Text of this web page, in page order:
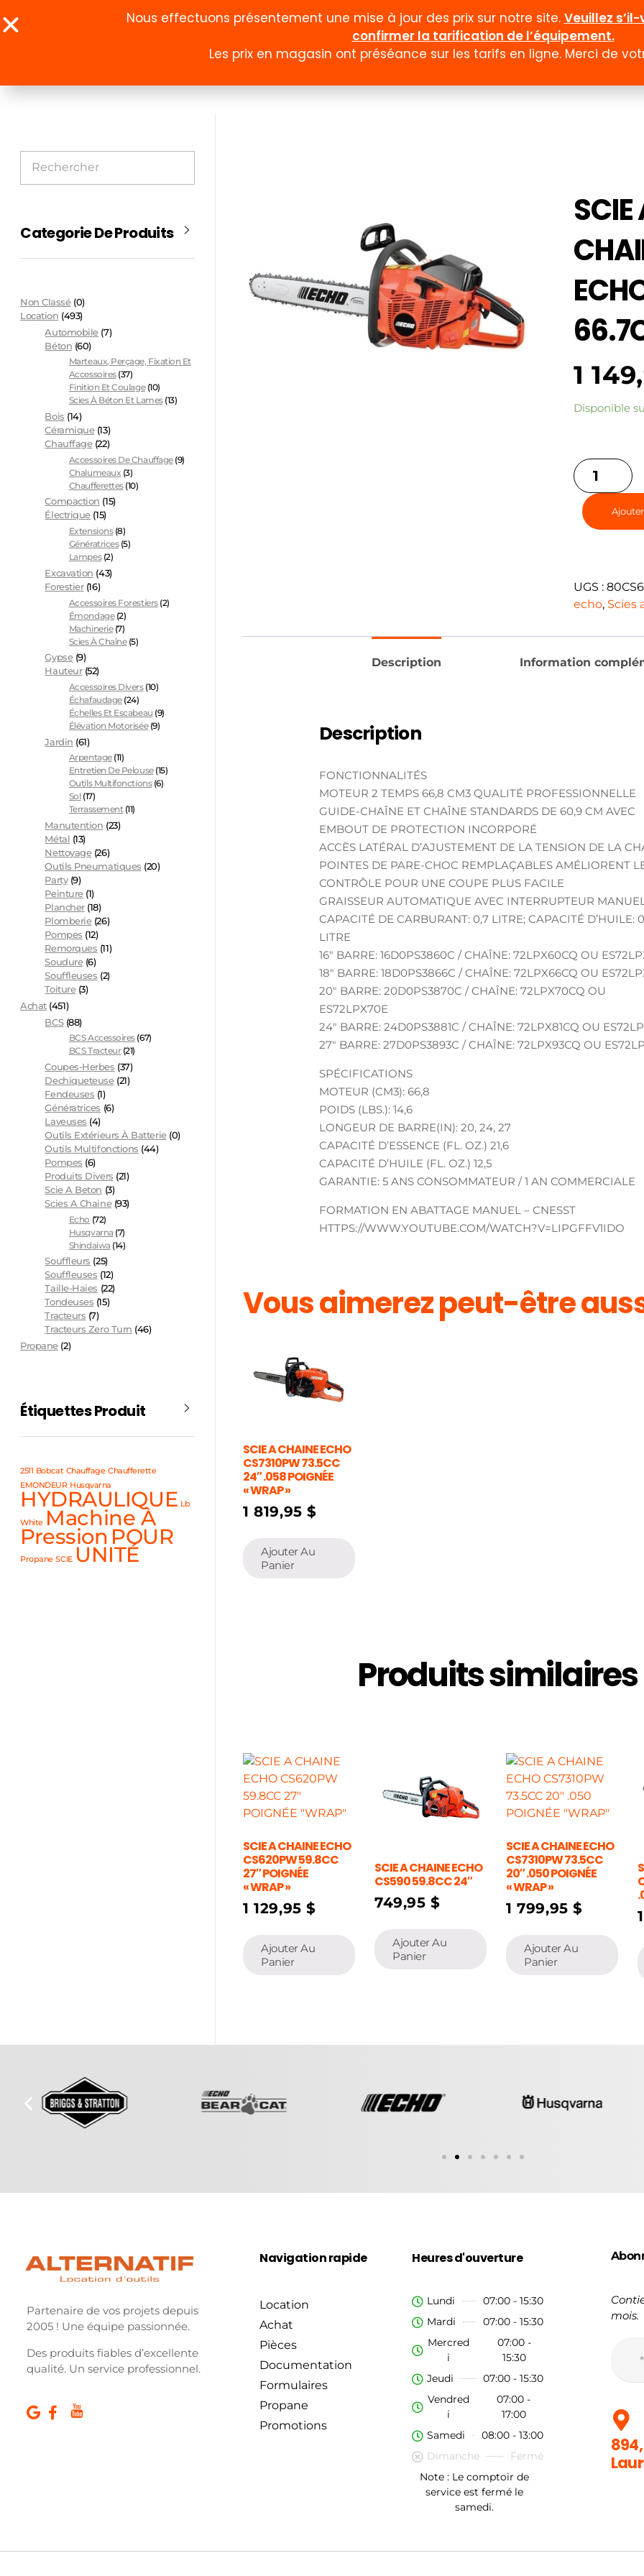
À propos Boutique Documentation Formulaires Promotion
SCIE
1
Disponible
UGS :
echo, Scies
Description Information
Description
FONCTIONNALITÉS
MOTEUR 2 TEMPS 66,8 CM3 QUALITÉ PROFESSIONNELLE
GUIDE-CHAÎNE ET CHAÎNE STANDARDS DE 60,9 CM AVEC
EMBOUT DE PROTECTION INCORPORÉ
ACCÈS LATÉRAL D’AJUSTEMENT DE LA TENSION DE LA
POINTES DE PARE-CHOC REMPLAÇABLES AMÉLIORENT
CONTRÔLE POUR UNE COUPE PLUS FACILE
GRAISSEUR AUTOMATIQUE AVEC INTERRUPTEUR
CAPACITÉ DE CARBURANT: 0,7 LITRE; CAPACITÉ D’HUILE:
LITRE
16″ BARRE: 16D0PS3860C / CHAÎNE: 72LPX60CQ OU
18″ BARRE: 18D0PS3866C / CHAÎNE: 72LPX66CQ OU
20″ BARRE: 20D0PS3870C / CHAÎNE: 72LPX70CQ OU
ES72LPX70E
24″ BARRE: 24D0PS3881C / CHAÎNE: 72LPX81CQ OU
27″ BARRE: 27D0PS3893C / CHAÎNE: 72LPX93CQ OU
SPÉCIFICATIONS
MOTEUR (CM3): 66,8
POIDS (LBS.): 14,6
LONGEUR DE BARRE(IN): 20, 24, 27
CAPACITÉ D’ESSENCE (FL. OZ.) 21,6
CAPACITÉ D’HUILE (FL. OZ.) 12,5
GARANTIE: 5 ANS CONSOMMATEUR / 1 AN COMMERCIALE
FORMATION EN ABATTAGE MANUEL – CNESST
HTTPS://WWW.YOUTUBE.COM/WATCH?V=LIPGFFV1IDO
Vous aimerez peut-être
SCIE A CHAINE ECHO
CS7310PW 73.5CC
24″ .058 POIGNÉE
« WRAP »
1 819,95$
Ajouter Au
Panier
Produits similaires
SCIE A CHAINE ECHO
CS620PW 59.8CC
27″ POIGNÉE
« WRAP »
1 129,95$
Ajouter Au
Panier
SCIE A CHAINE ECHO
CS590 59.8CC 24″
749,95$
Ajouter Au
Panier
SCIE A CHAINE ECHO
CS7310PW 73.5CC
20″ .050 POIGNÉE
« WRAP »
1 799,95$
Ajouter Au
Panier
Categorie De Produits
Non Classé (0)
Location (493)
Automobile (7)
Béton (60)
Marteaux, Perçage, Fixation Et
Accessoires (37)
Finition Et Coulage (10)
Scies À Béton Et Lames (13)
Bois (14)
Céramique (13)
Chauffage (22)
Accessoires De Chauffage (9)
Chalumeaux (3)
Chaufferettes (10)
Compaction (15)
Électrique (15)
Extensions (8)
Génératrices (5)
Lampes (2)
Excavation (43)
Forestier (16)
Accessoires Forestiers (2)
Émondage (2)
Machinerie (7)
Scies À Chaîne (5)
Gypse (9)
Hauteur (52)
Accessoires Divers (10)
Échafaudage (24)
Échelles Et Escabeau (9)
Élévation Motorisée (9)
Jardin (61)
Arpentage (11)
Entretien De Pelouse (15)
Outils Multifonctions (6)
Sol (17)
Terrassement (11)
Manutention (23)
Métal (13)
Nettoyage (26)
Outils Pneumatiques (20)
Party (9)
Peinture (1)
Plancher (18)
Plomberie (26)
Pompes (12)
Remorques (11)
Soudure (6)
Souffleuses (2)
Toiture (3)
Achat (451)
BCS (88)
BCS Accessoires (67)
BCS Tracteur (21)
Coupes-Herbes (37)
Dechiqueteuse (21)
Fendeuses (1)
Génératrices (6)
Laveuses (4)
Outils Extérieurs À Batterie (0)
Outils Multifonctions (44)
Pompes (6)
Produits Divers (21)
Scie A Beton (3)
Scies A Chaine (93)
Echo (72)
Husqvarna (7)
Shindaiwa (14)
Souffleurs (25)
Souffleuses (12)
Taille-Haies (22)
Tondeuses (15)
Tracteurs (7)
Tracteurs Zero Turn (46)
Propane (2)
Étiquettes Produit
2511 Bobcat Chauffage Chaufferette
EMONDEUR Husqvarna
HYDRAULIQUE Lb
White Machine À
Pression POUR
Propane SCIE UNITÉ
Partenaire de vos projets depuis
2005 ! Une équipe passionnée.
Des produits fiables d’excellente
qualité. Un service professionnel.
Navigation rapide
Location
Achat
Pièces
Documentation
Formulaires
Propane
Promotions
Heures d'ouverture
Lundi
07:00 - 15:30
Mardi
07:00 - 15:30
Mercred
i
07:00 -
15:30
Jeudi
07:00 - 15:30
Vendred
i
07:00 -
17:00
Samedi
08:00 - 13:00
Dimanche
Fermé
Note : Le comptoir de
service est fermé le
samedi.
mois.
Nous effectuons présentement une mise à jour des prix sur notre site. Veuillez
confirmer la tarification de l’équipement.
Les prix en magasin ont préséance sur les tarifs en ligne. Merci de